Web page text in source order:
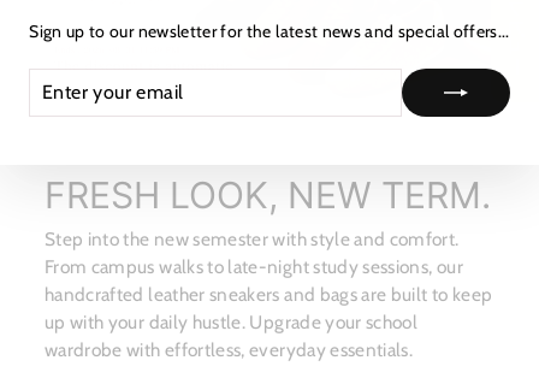
FRESH LOOK, NEW TERM.
Step into the new semester with style and comfort.
From campus walks to late-night study sessions, our
handcrafted leather sneakers and bags are built to keep
up with your daily hustle. Upgrade your school
wardrobe with effortless, everyday essentials.
Sign up to our newsletter for the latest news and special offers...
YOUR
EMAIL
★ レビュー